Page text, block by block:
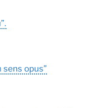
opus”